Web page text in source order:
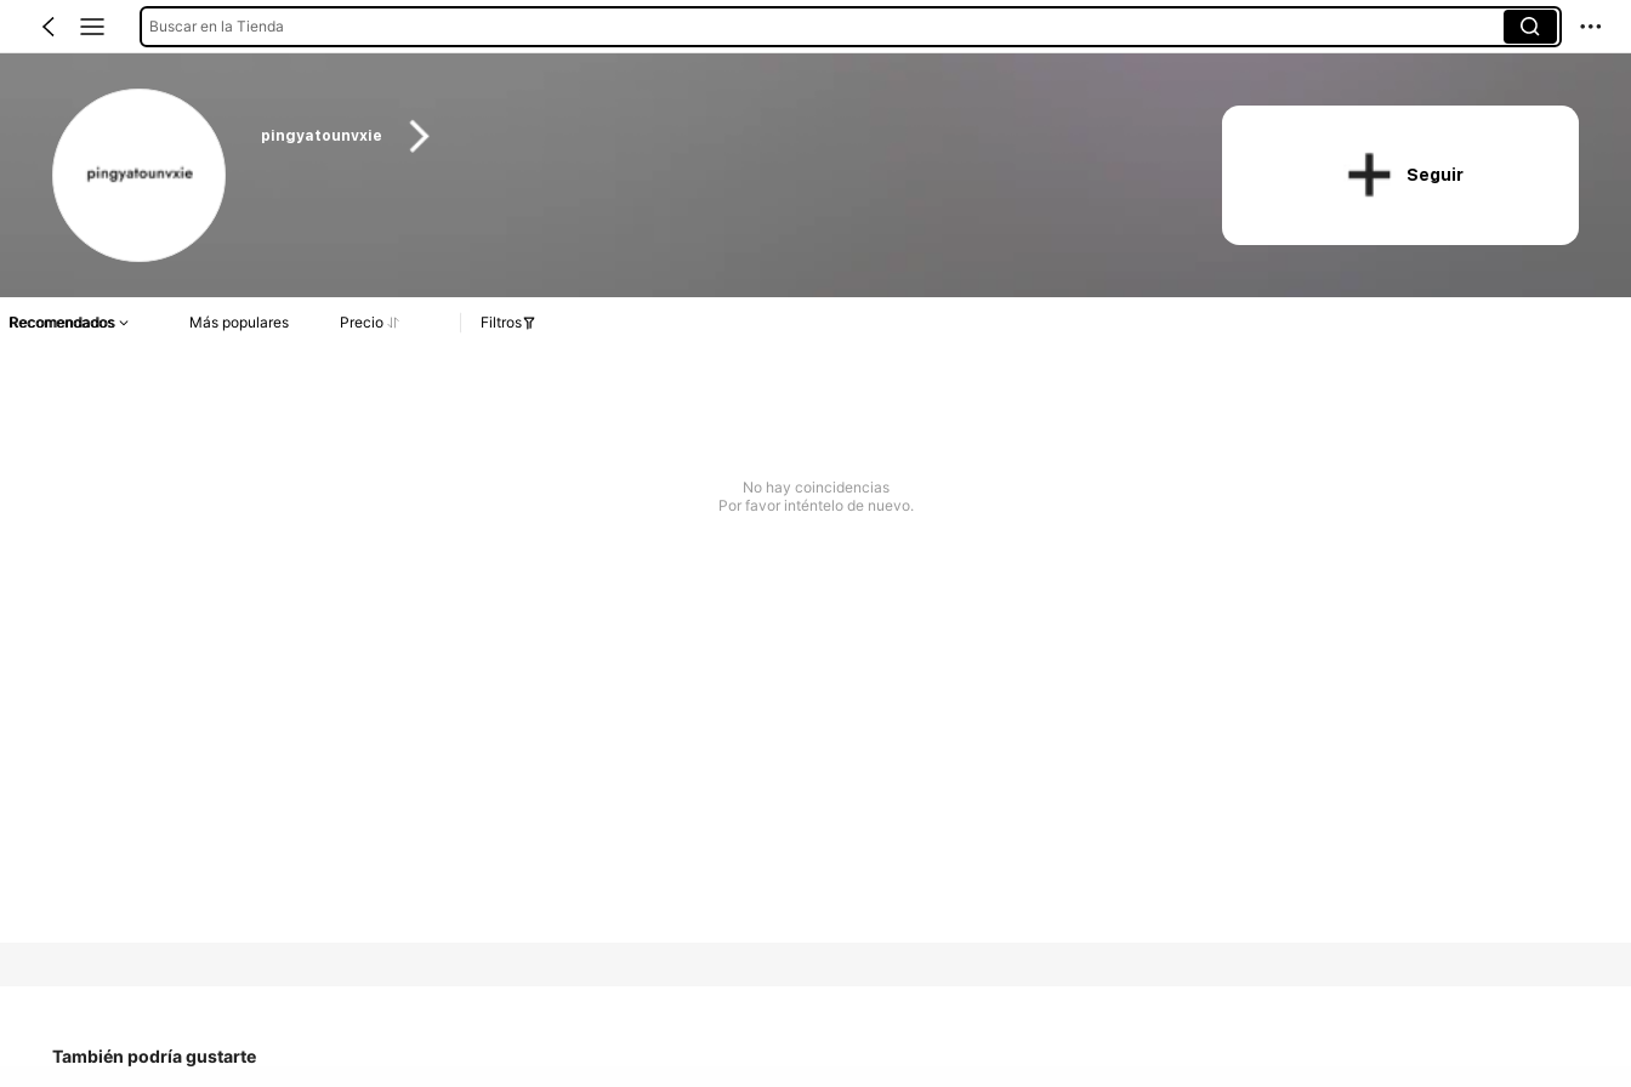
Buscar en la Tienda
pingyatounvxie
Seguir
Recomendados Más populares Precio Filtros
No hay coincidencias
Por favor inténtelo de nuevo.
También podría gustarte